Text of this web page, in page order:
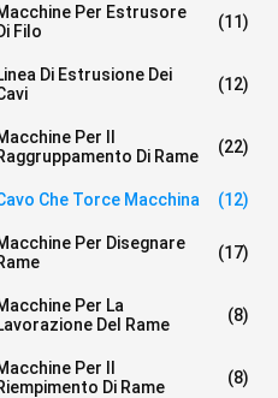
Per Estrusore
Filo
(11)
Di Estrusione Dei
(12)
Per Il
Di Rame
(22)
Che Torce Macchina (12)
Per Disegnare
(17)
Per La
Del Rame
(8)
Per Il
Di Rame
(8)